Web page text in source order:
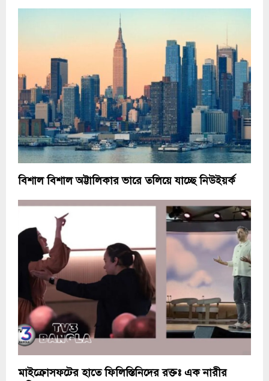
বিশাল বিশাল অট্টালিকার ভারে তলিয়ে যাচ্ছে নিউইয়র্ক
মাইক্রোসফটের হাতে ফিলিস্তিনিদের রক্তঃ এক নারীর